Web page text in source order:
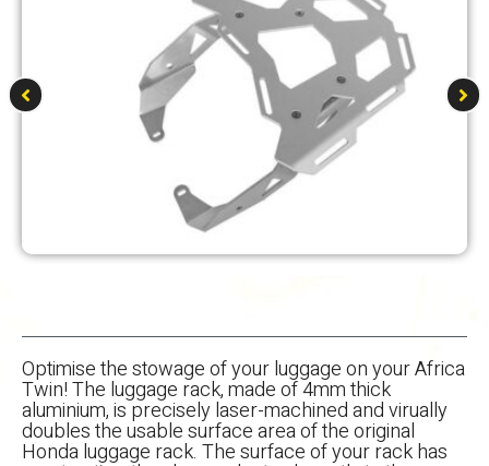
Optimise the stowage of your luggage on your Africa
Twin! The luggage rack, made of 4mm thick
aluminium, is precisely laser-machined and virually
doubles the usable surface area of the original
Honda luggage rack. The surface of your rack has